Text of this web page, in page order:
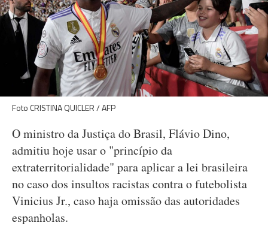
Foto CRISTINA QUICLER / AFP
O ministro da Justiça do Brasil, Flávio Dino,
admitiu hoje usar o "princípio da
extraterritorialidade" para aplicar a lei brasileira
no caso dos insultos racistas contra o futebolista
Vinicius Jr., caso haja omissão das autoridades
espanholas.